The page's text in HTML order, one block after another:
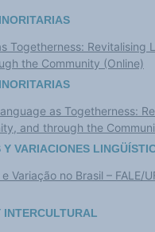
Togetherness: Revitalising
the Community (Online)
as Togetherness:
and through the
VARIACIONES
Variação no Brasil – FALE/
INTERCULTURAL